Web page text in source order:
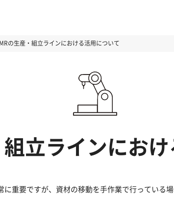
の生産・組立ラインにおける活用について
立ラインにお
重要ですが、資材の移動を手作業で行っている